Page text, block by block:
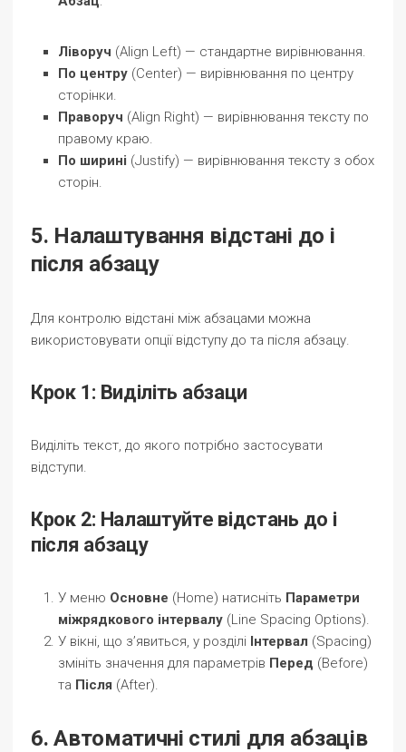
Ліворуч (Align Left) — стандартне вирівнювання.
По центру (Center) — вирівнювання по центру
сторінки.
Праворуч (Align Right) — вирівнювання тексту по
правому краю.
По ширині (Justify) — вирівнювання тексту з обох
сторін.
5. Налаштування відстані до і
після абзацу
Для контролю відстані між абзацами можна
використовувати опції відступу до та після абзацу.
Крок 1: Виділіть абзаци
Виділіть текст, до якого потрібно застосувати
відступи.
Крок 2: Налаштуйте відстань до і
після абзацу
У меню Основне (Home) натисніть Параметри
міжрядкового інтервалу (Line Spacing Options).
У вікні, що з’явиться, у розділі Інтервал (Spacing)
змініть значення для параметрів Перед (Before)
та Після (After).
6. Автоматичні стилі для абзаців